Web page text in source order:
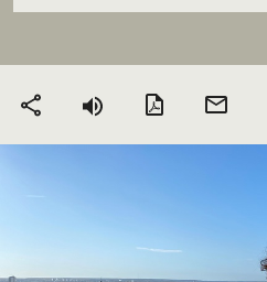
Partager Version PDF